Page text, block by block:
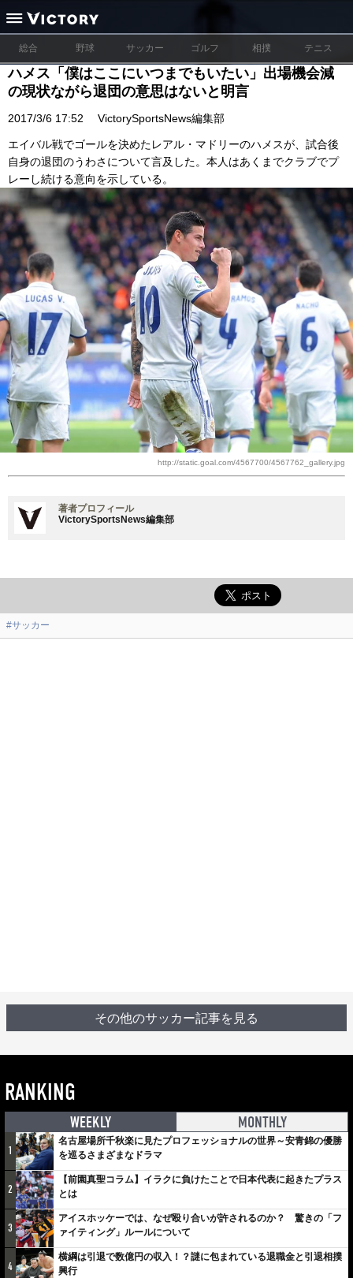
総合 野球 サッカー ゴルフ 相撲 テニス
ハメス「僕はここにいつまでもいたい」出場機会減
の現状ながら退団の意思はないと明言
2017/3/6 17:52 VictorySportsNews編集部
エイバル戦でゴールを決めたレアル・マドリーのハメスが、試合後
自身の退団のうわさについて言及した。本人はあくまでクラブでプ
レーし続ける意向を示している。
http://static.goal.com/4567700/4567762_gallery.jpg
著者プロフィール
VictorySportsNews編集部
#サッカー
その他のサッカー記事を見る
RANKING
WEEKLY MONTHLY
1
名古屋場所千秋楽に見たプロフェッショナルの世界～安青錦の優勝
を巡るさまざまなドラマ
2
【前園真聖コラム】イラクに負けたことで日本代表に起きたプラス
とは
3
アイスホッケーでは、なぜ殴り合いが許されるのか？ 驚きの「フ
ァイティング」ルールについて
4
横綱は引退で数億円の収入！？謎に包まれている退職金と引退相撲
興行